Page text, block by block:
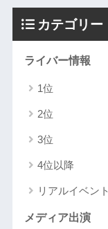
カテゴリー
ライバー情報
1位
2位
3位
4位以降
リアルイベン
メディア出演